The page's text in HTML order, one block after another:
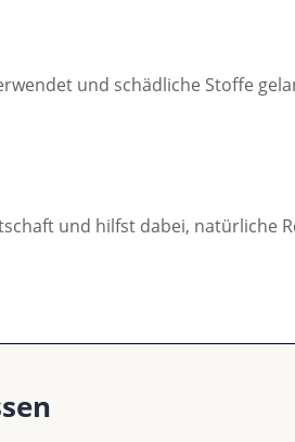
und schädliche Stoffe
und hilfst dabei, natürliche